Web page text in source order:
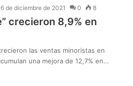
6 de diciembre de 2021 0 8
crecieron 8,9% en
las ventas minoristas en
una mejora de 12,7% en…